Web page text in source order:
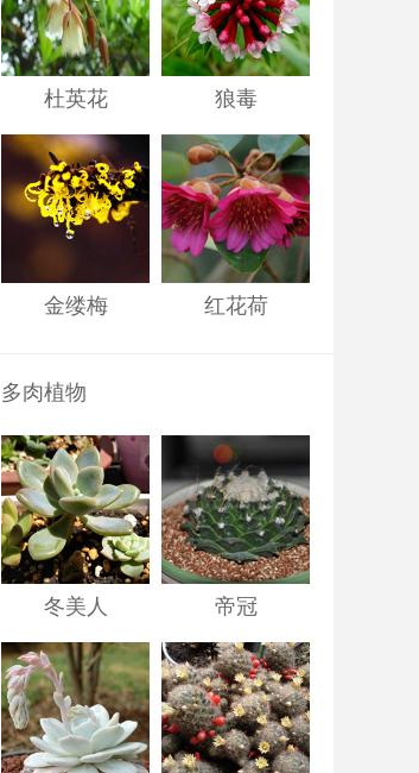
杜英花 狼毒
金缕梅 红花荷
多肉植物
冬美人 帝冠